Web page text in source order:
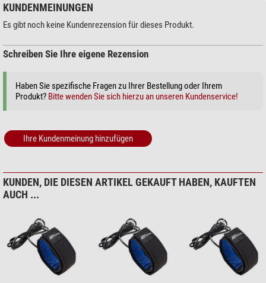
KUNDENMEINUNGEN
Es gibt noch keine Kundenrezension für dieses Produkt.
Schreiben Sie Ihre eigene Rezension
Haben Sie spezifische Fragen zu Ihrer Bestellung oder Ihrem
Produkt? Bitte wenden Sie sich hierzu an unseren Kundenservice!
Ihre Kundenmeinung hinzufügen
KUNDEN, DIE DIESEN ARTIKEL GEKAUFT HABEN, KAUFTEN
AUCH ...